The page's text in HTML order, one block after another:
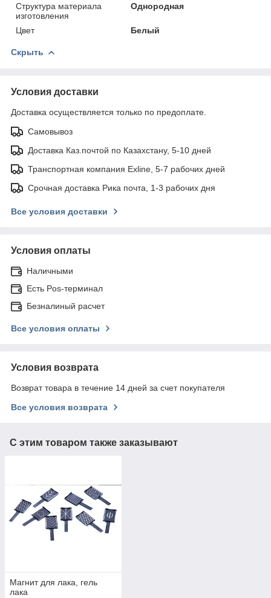
Структура материала
изготовления
Однородная
Цвет Белый
Скрыть
Условия доставки
Доставка осуществляется только по предоплате.
Самовывоз
Доставка Каз.почтой по Казахстану, 5-10 дней
Транспортная компания Exline, 5-7 рабочих дней
Срочная доставка Рика почта, 1-3 рабочих дня
Все условия доставки
Условия оплаты
Наличными
Есть Pos-терминал
Безналиный расчет
Все условия оплаты
Условия возврата
Возврат товара в течение 14 дней за счет покупателя
Все условия возврата
С этим товаром также заказывают
Магнит для лака, гель
лака